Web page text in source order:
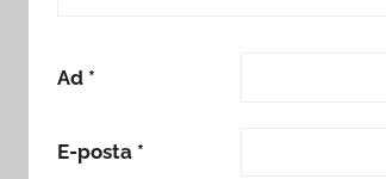
Ad *
E-posta *